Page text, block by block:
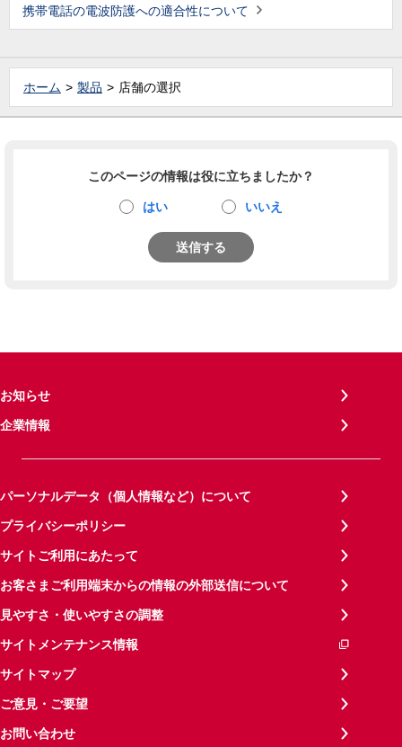
携帯電話の電波防護への適合性について
ホーム 製品 店舗の選択
このページの情報は役に立ちましたか？
はい いいえ
送信する
お知らせ
企業情報
パーソナルデータ（個人情報など）について
プライバシーポリシー
サイトご利用にあたって
お客さまご利用端末からの情報の外部送信について
見やすさ・使いやすさの調整
サイトメンテナンス情報
サイトマップ
ご意見・ご要望
お問い合わせ